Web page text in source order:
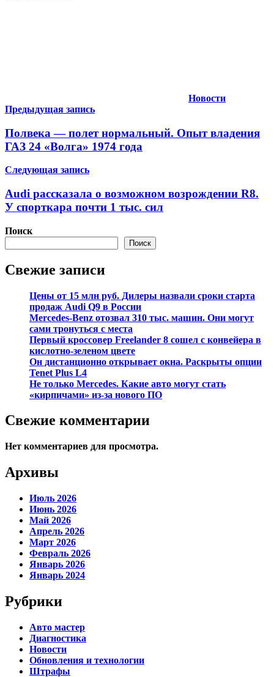
Новости
Навигация
по
записям
Предыдущая запись
Полвека — полет нормальный. Опыт владения
ГАЗ 24 «Волга» 1974 года
Следующая запись
Audi рассказала о возможном возрождении R8.
У спорткара почти 1 тыс. сил
Поиск
Поиск
Свежие записи
Цены от 15 млн руб. Дилеры назвали сроки старта
продаж Audi Q9 в России
Mercedes-Benz отозвал 310 тыс. машин. Они могут
сами тронуться с места
Первый кроссовер Freelander 8 сошел с конвейера в
кислотно-зеленом цвете
Он дистанционно открывает окна. Раскрыты опции
Tenet Plus L4
Не только Mercedes. Какие авто могут стать
«кирпичами» из-за нового ПО
Свежие комментарии
Нет комментариев для просмотра.
Архивы
Июль 2026
Июнь 2026
Май 2026
Апрель 2026
Март 2026
Февраль 2026
Январь 2026
Январь 2024
Рубрики
Авто мастер
Диагностика
Новости
Обновления и технологии
Штрафы